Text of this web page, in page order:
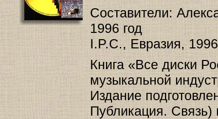
Составители:
1996 год
I.P.C., Евразия,
Книга «Все диски
музыкальной
Издание
Публикация. Связь)